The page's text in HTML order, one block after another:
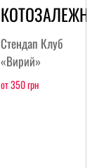
Стендап Клуб
«Вирий»
от 350 грн